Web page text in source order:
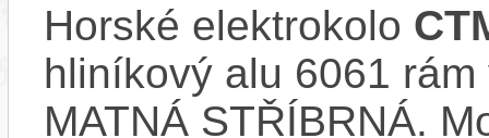
Horské elektrokolo
hliníkový alu 6061
MATNÁ STŘÍBRNÁ.